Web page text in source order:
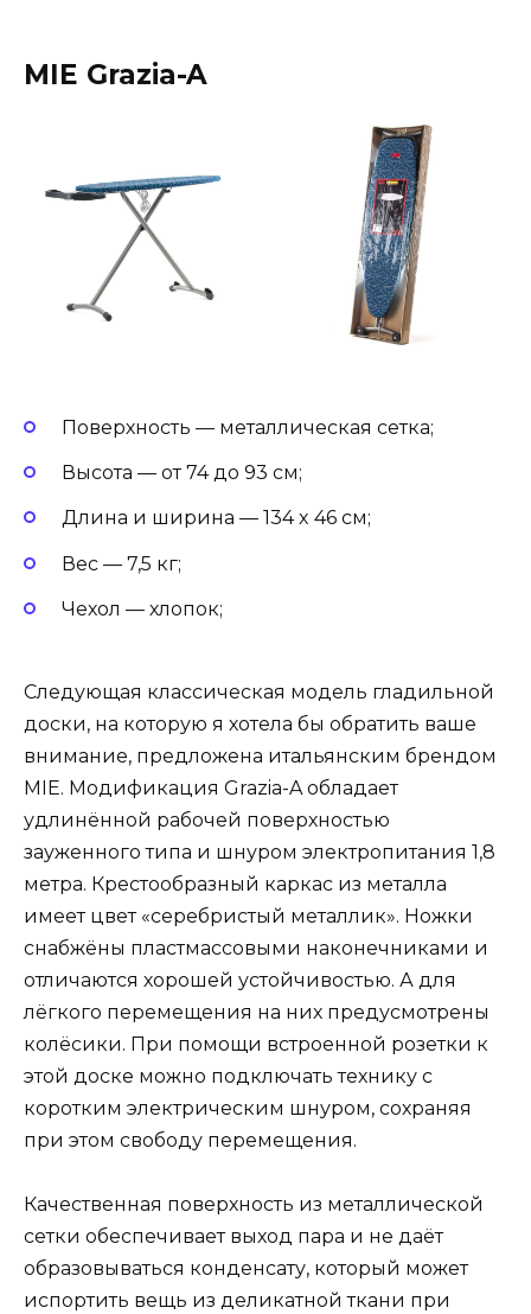
MIE Grazia-A
Поверхность — металлическая сетка;
Высота — от 74 до 93 см;
Длина и ширина — 134 x 46 см;
Вес — 7,5 кг;
Чехол — хлопок;
Следующая классическая модель гладильной
доски, на которую я хотела бы обратить ваше
внимание, предложена итальянским брендом
MIE. Модификация Grazia-A обладает
удлинённой рабочей поверхностью
зауженного типа и шнуром электропитания 1,8
метра. Крестообразный каркас из металла
имеет цвет «серебристый металлик». Ножки
снабжёны пластмассовыми наконечниками и
отличаются хорошей устойчивостью. А для
лёгкого перемещения на них предусмотрены
колёсики. При помощи встроенной розетки к
этой доске можно подключать технику с
коротким электрическим шнуром, сохраняя
при этом свободу перемещения.
Качественная поверхность из металлической
сетки обеспечивает выход пара и не даёт
образовываться конденсату, который может
испортить вещь из деликатной ткани при